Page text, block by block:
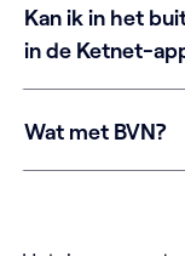
Kan ik in het
in de Ketnet-
Wat met BVN?